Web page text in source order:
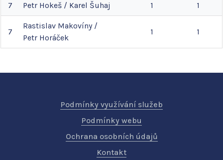
7 Petr Hokeš / Karel Šuhaj 1 1
7
Rastislav Makovíny/
Petr Horáček
1 1
Podmínky využívání služeb
Podmínky webu
Ochrana osobních údajů
Kontakt